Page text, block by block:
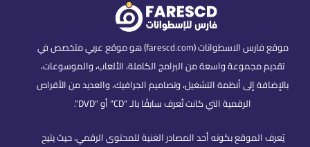
موقع فارس الاسطوانات (farescd.com) هو موقع عربي متخصص في
تقديم مجموعة واسعة من البرامج الكاملة، الألعاب، والموسوعات،
بالإضافة إلى أنظمة التشغيل، وتصاميم الجرافيك، والعديد من الأقراص
الرقمية التي كانت تُعرف سابقًا بالـ “CD” أو “DVD”.
يُعرف الموقع بكونه أحد المصادر الغنية للمحتوى الرقمي، حيث يتيح